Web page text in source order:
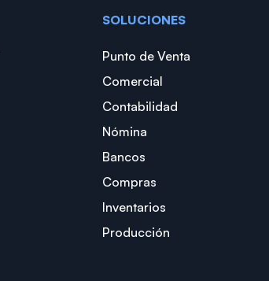
SOLUCIONES
Punto de Venta
Comercial
Contabilidad
Nómina
Bancos
Compras
Inventarios
Producción